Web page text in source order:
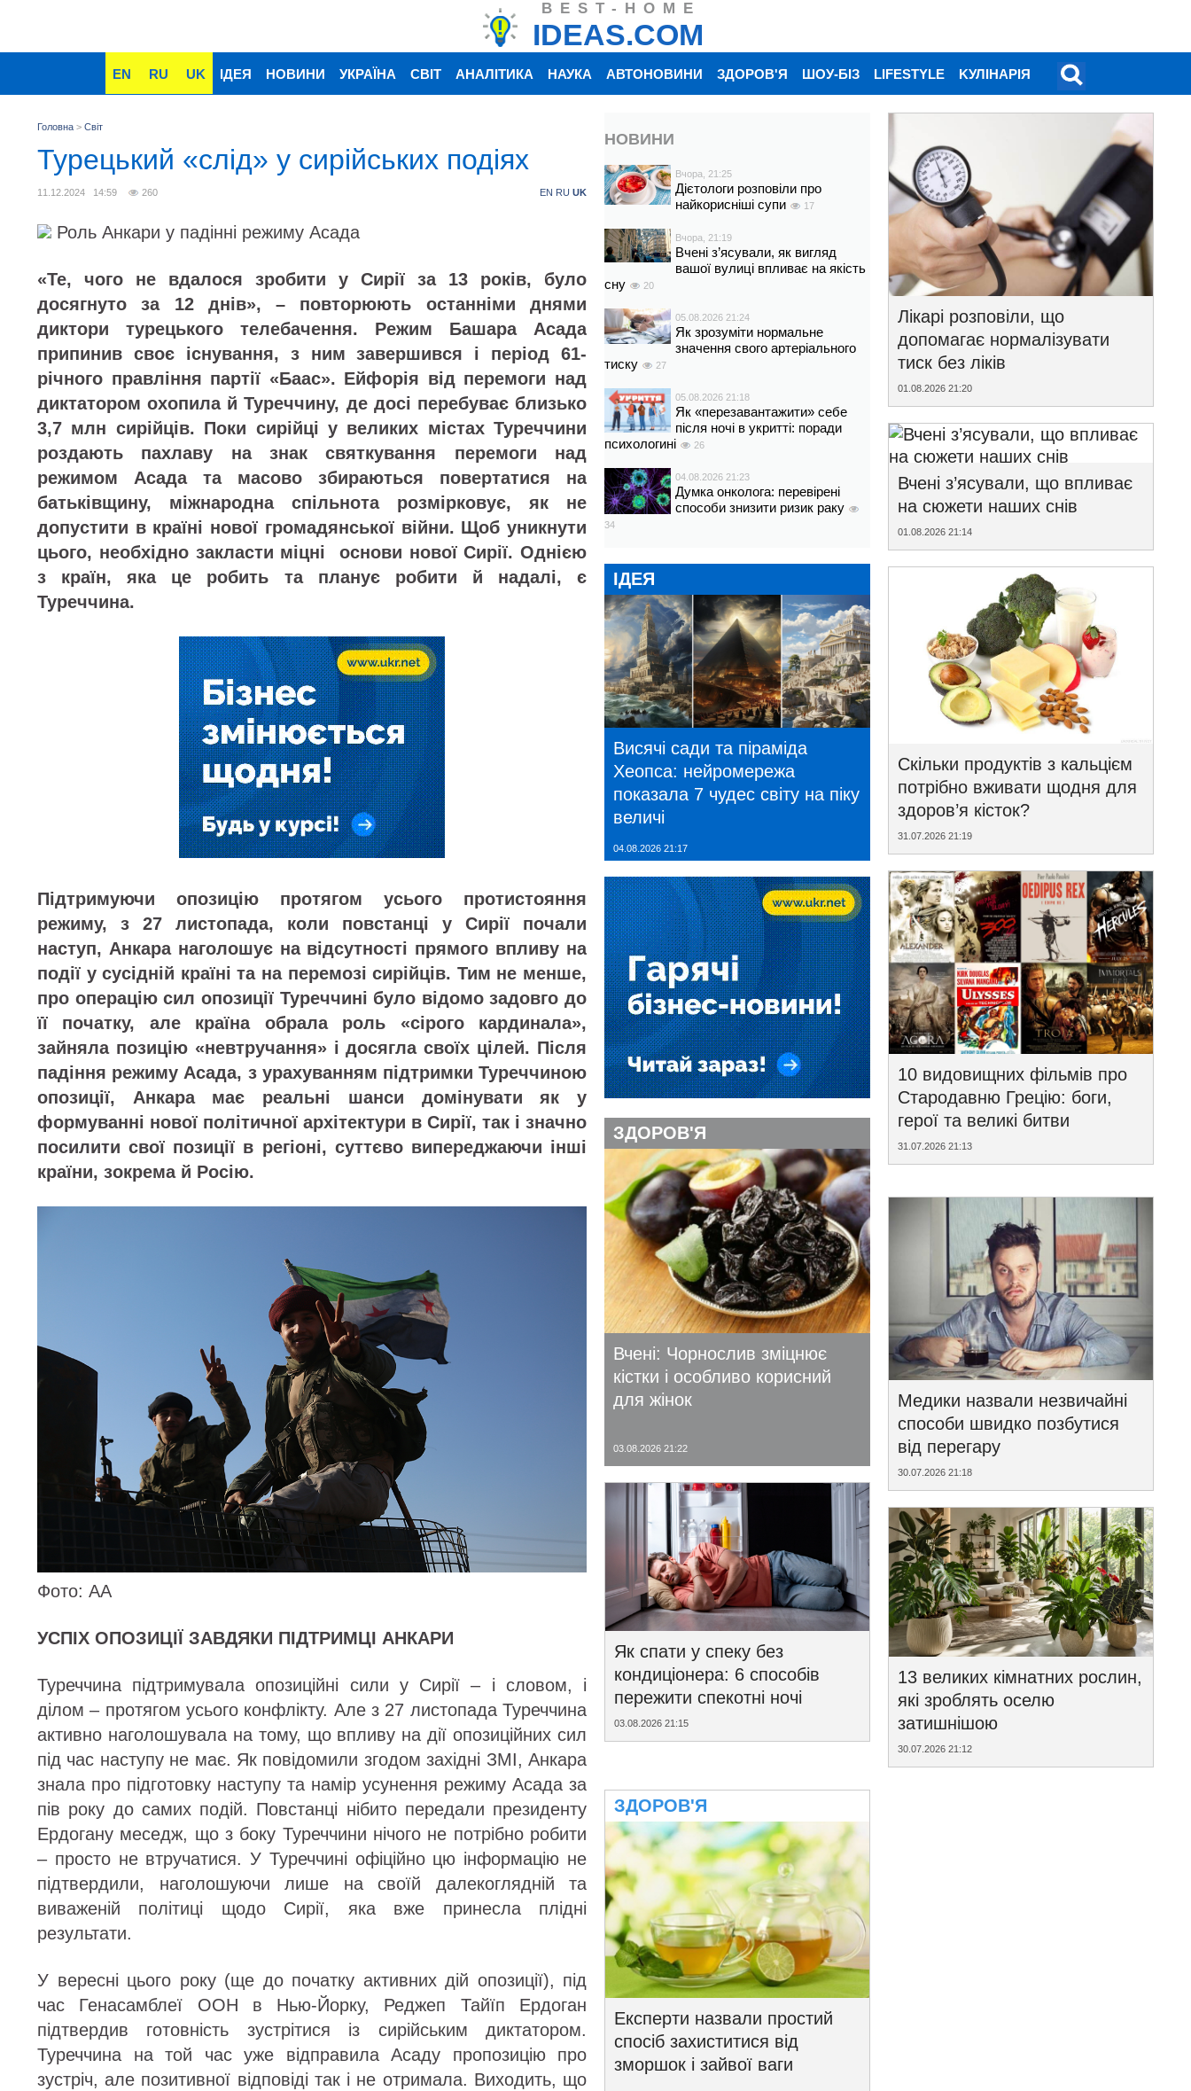
BEST-HOME
IDEAS.COM
EN RU UK ІДЕЯ НОВИНИ УКРАЇНА СВІТ АНАЛІТИКА НАУКА АВТОНОВИНИ ЗДОРОВ'Я ШОУ-БІЗ LIFESTYLE KУЛІНАРІЯ
Головна > Світ
Турецький «слід» у сирійських подіях
11.12.2024 14:59 260 EN RU UK
Роль Анкари у падінні режиму Асада
«Те, чого не вдалося зробити у Сирії за 13 років, було
досягнуто за 12 днів», – повторюють останніми днями
диктори турецького телебачення. Режим Башара Асада
припинив своє існування, з ним завершився і період 61-
річного правління партії «Баас». Ейфорія від перемоги над
диктатором охопила й Туреччину, де досі перебуває близько
3,7 млн сирійців. Поки сирійці у великих містах Туреччини
роздають пахлаву на знак святкування перемоги над
режимом Асада та масово збираються повертатися на
батьківщину, міжнародна спільнота розмірковує, як не
допустити в країні нової громадянської війни. Щоб уникнути
цього, необхідно закласти міцні основи нової Сирії. Однією
з країн, яка це робить та планує робити й надалі, є
Туреччина.
Підтримуючи опозицію протягом усього протистояння
режиму, з 27 листопада, коли повстанці у Сирії почали
наступ, Анкара наголошує на відсутності прямого впливу на
події у сусідній країні та на перемозі сирійців. Тим не менше,
про операцію сил опозиції Туреччині було відомо задовго до
її початку, але країна обрала роль «сірого кардинала»,
зайняла позицію «невтручання» і досягла своїх цілей. Після
падіння режиму Асада, з урахуванням підтримки Туреччиною
опозиції, Анкара має реальні шанси домінувати як у
формуванні нової політичної архітектури в Сирії, так і значно
посилити свої позиції в регіоні, суттєво випереджаючи інші
країни, зокрема й Росію.
Фото: AA
УСПІХ ОПОЗИЦІЇ ЗАВДЯКИ ПІДТРИМЦІ АНКАРИ
Туреччина підтримувала опозиційні сили у Сирії – і словом, і
ділом – протягом усього конфлікту. Але з 27 листопада Туреччина
активно наголошувала на тому, що впливу на дії опозиційних сил
під час наступу не має. Як повідомили згодом західні ЗМІ, Анкара
знала про підготовку наступу та намір усунення режиму Асада за
пів року до самих подій. Повстанці нібито передали президенту
Ердогану меседж, що з боку Туреччини нічого не потрібно робити
– просто не втручатися. У Туреччині офіційно цю інформацію не
підтвердили, наголошуючи лише на своїй далекоглядній та
виваженій політиці щодо Сирії, яка вже принесла плідні
результати.
У вересні цього року (ще до початку активних дій опозиції), під
час Генасамблеї ООН в Нью-Йорку, Реджеп Тайїп Ердоган
підтвердив готовність зустрітися із сирійським диктатором.
Туреччина на той час уже відправила Асаду пропозицію про
зустріч, але позитивної відповіді так і не отримала. Виходить, що
НОВИНИ
Вчора, 21:25
Дієтологи розповіли про
найкорисніші супи
17
Вчора, 21:19
Вчені з’ясували, як вигляд
вашої вулиці впливає на якість
сну
20
05.08.2026 21:24
Як зрозуміти нормальне
значення свого артеріального
тиску
27
05.08.2026 21:18
Як «перезавантажити» себе
після ночі в укритті: поради
психологині
26
04.08.2026 21:23
Думка онколога: перевірені
способи знизити ризик раку
34
ІДЕЯ
Висячі сади та піраміда
Хеопса: нейромережа
показала 7 чудес світу на піку
величі
04.08.2026 21:17
ЗДОРОВ'Я
Вчені: Чорнослив зміцнює
кістки і особливо корисний
для жінок
03.08.2026 21:22
Як спати у спеку без
кондиціонера: 6 способів
пережити спекотні ночі
03.08.2026 21:15
ЗДОРОВ'Я
Експерти назвали простий
спосіб захиститися від
зморшок і зайвої ваги
Лікарі розповіли, що
допомагає нормалізувати
тиск без ліків
01.08.2026 21:20
Вчені з’ясували, що впливає
на сюжети наших снів
01.08.2026 21:14
Скільки продуктів з кальцієм
потрібно вживати щодня для
здоров’я кісток?
31.07.2026 21:19
10 видовищних фільмів про
Стародавню Грецію: боги,
герої та великі битви
31.07.2026 21:13
Медики назвали незвичайні
способи швидко позбутися
від перегару
30.07.2026 21:18
13 великих кімнатних рослин,
які зроблять оселю
затишнішою
30.07.2026 21:12